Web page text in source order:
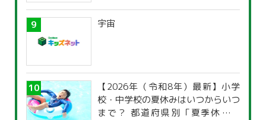
宇宙
【2026年（令和8年）最新】小学
校・中学校の夏休みはいつからいつ
まで？ 都道府県別「夏季休暇一